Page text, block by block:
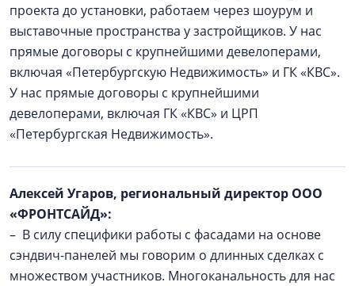
проекта до установки, работаем через шоурум и
выставочные пространства у застройщиков. У нас
прямые договоры с крупнейшими девелоперами,
включая «Петербургскую Недвижимость» и ГК «КВС».
У нас прямые договоры с крупнейшими
девелоперами, включая ГК «КВС» и ЦРП
«Петербургская Недвижимость».
Алексей Угаров, региональный директор ООО
«ФРОНТСАЙД»:
– В силу специфики работы с фасадами на основе
сэндвич-панелей мы говорим о длинных сделках с
множеством участников. Многоканальность для нас